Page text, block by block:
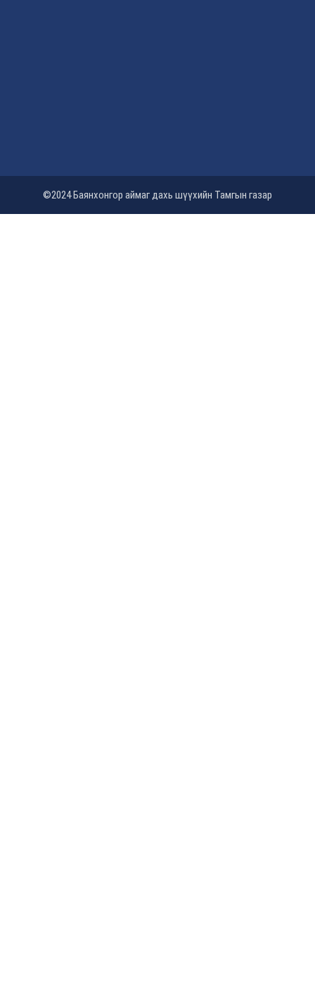
©2024 Баянхонгор аймаг дахь шүүхийн Тамгын газар